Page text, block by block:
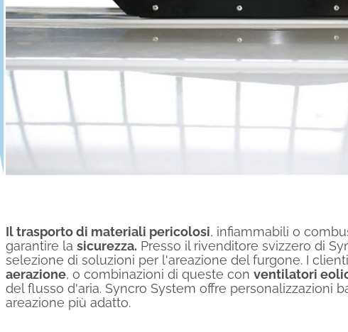
Il trasporto di materiali pericolosi, infiammabili o
garantire la sicurezza. Presso il rivenditore svizzero di
selezione di soluzioni per l'areazione del furgone. I
aerazione, o combinazioni di queste con ventilatori
del flusso d'aria. Syncro System offre personalizzazioni
areazione più adatto.